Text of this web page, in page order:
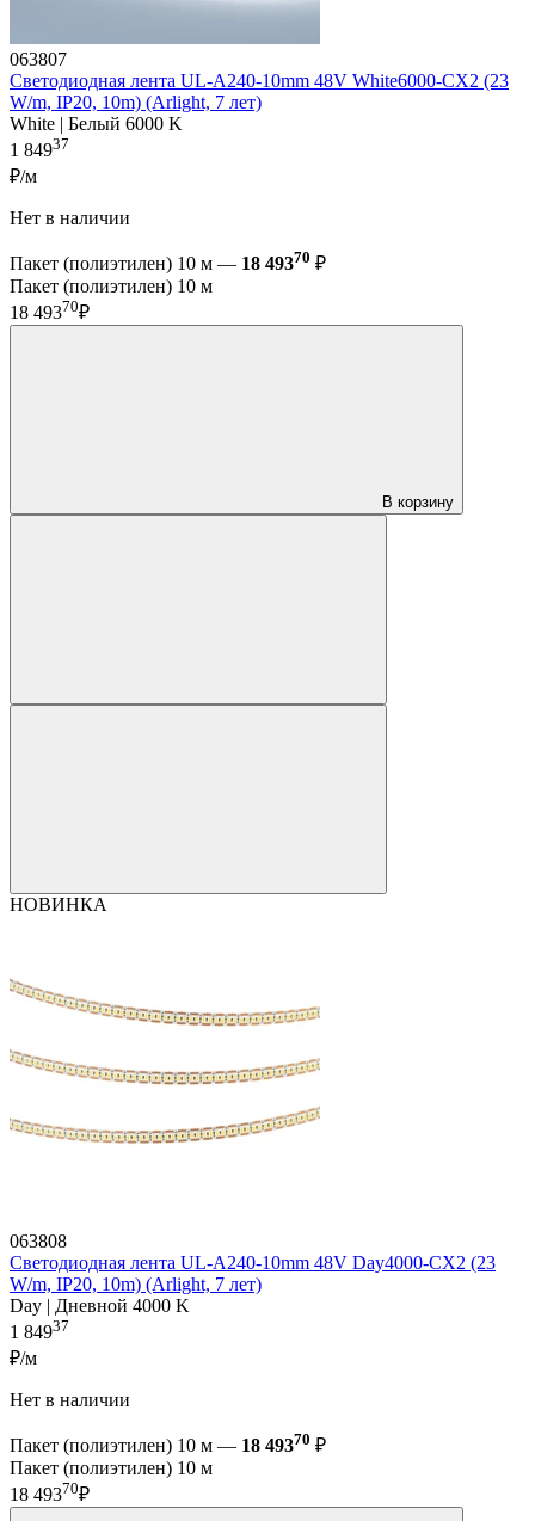
063807
Светодиодная лента UL-A240-10mm 48V White6000-CX2 (23
W/m, IP20, 10m) (Arlight, 7 лет)
White | Белый 6000 K
1 84937
₽/м
Нет в наличии
Пакет (полиэтилен) 10 м — 18 49370 ₽
Пакет (полиэтилен) 10 м
18 49370₽
В корзину
НОВИНКА
063808
Светодиодная лента UL-A240-10mm 48V Day4000-CX2 (23
W/m, IP20, 10m) (Arlight, 7 лет)
Day | Дневной 4000 K
1 84937
₽/м
Нет в наличии
Пакет (полиэтилен) 10 м — 18 49370 ₽
Пакет (полиэтилен) 10 м
18 49370₽